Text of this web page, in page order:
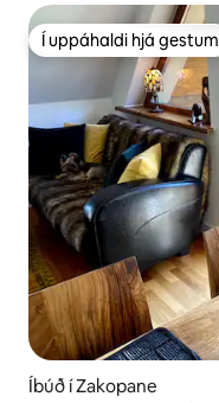
Í uppáhaldi hjá gestum
Í uppáhaldi hjá gestum
Íbúð í Zakopane